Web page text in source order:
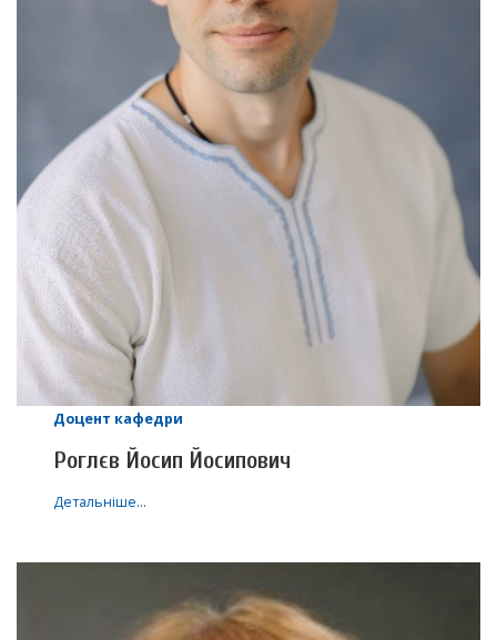
Доцент кафедри
Роглєв Йосип Йосипович
Детальніше…